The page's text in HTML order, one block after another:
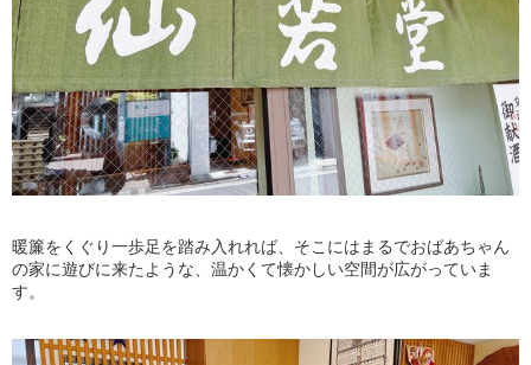
暖簾をくぐり一歩足を踏み入れれば、そこにはまるでおばあちゃん
の家に遊びに来たような、温かくて懐かしい空間が広がっていま
す。